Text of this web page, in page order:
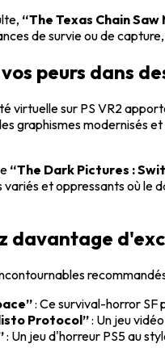
“The Texas Chain
de survie ou de
peurs dans
virtuelle sur PS VR2
graphismes modernisés
“The Dark Pictures :
variés et oppressants où le
davantage
: Ce survival-horror SF
Protocol”: Un jeu
: Un jeu d'horreur PS5 au